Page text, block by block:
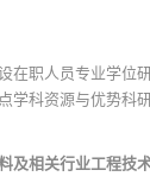
在职人员专业学位
学科资源与优势科
及相关行业工程技